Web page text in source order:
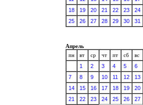
18
19 20 21 22 23
24
25
26 27 28 29 30 31
Апрель
пн
вт ср чт пт сб
вс
1
2 3 4 5
6
7
8 9 10 11 12
13
14
15 16 17 18 19
20
21
22 23 24 25 26
27